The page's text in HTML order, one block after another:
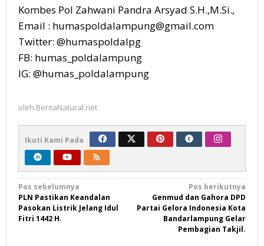
Kombes Pol Zahwani Pandra Arsyad S.H.,M.Si.,
Email : humaspoldalampung@gmail.com
Twitter: @humaspoldalpg
FB: humas_poldalampung
IG: @humas_poldalampung
oleh BeritaNatural.net
Ikuti Kami Pada
Navigasi
pos
Pos sebelumnya
PLN Pastikan Keandalan
Pasokan Listrik Jelang Idul
Fitri 1442 H.
Pos berikutnya
Genmud dan Gahora DPD
Partai Gelora Indonesia Kota
Bandarlampung Gelar
Pembagian Takjil.